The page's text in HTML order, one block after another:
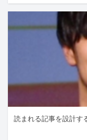
読まれる記事を設計す